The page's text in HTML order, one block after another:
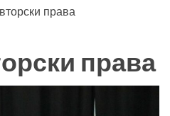
права
права